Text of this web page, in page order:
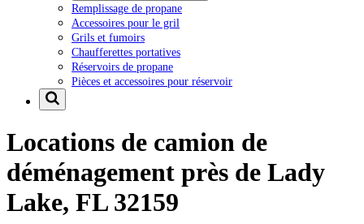
Remplissage de propane
Accessoires pour le gril
Grils et fumoirs
Chaufferettes portatives
Réservoirs de propane
Pièces et accessoires pour réservoir
Locations de camion de
déménagement près de Lady
Lake, FL 32159